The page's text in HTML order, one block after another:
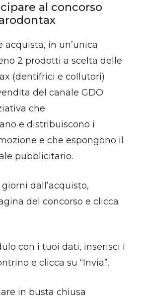
al concorso
acquista, in un’unica
2 prodotti a scelta delle
(dentifrici e collutori)
del canale GDO
che
e distribuiscono i
e che espongono il
pubblicitario.
dall’acquisto,
del concorso e clicca
con i tuoi dati, inserisci i
e clicca su “Invia”.
in busta chiusa